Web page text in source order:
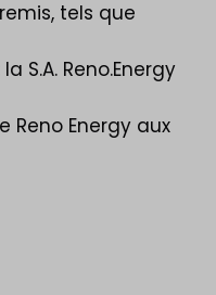
tels que
S.A. Reno.Energy
Energy aux